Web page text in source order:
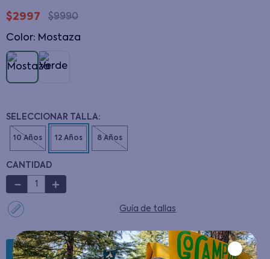
$2997 $9990
Color: mostaza
CANTIDAD
＋
－
Guía de tallas
AGREGAR AL CARRITO